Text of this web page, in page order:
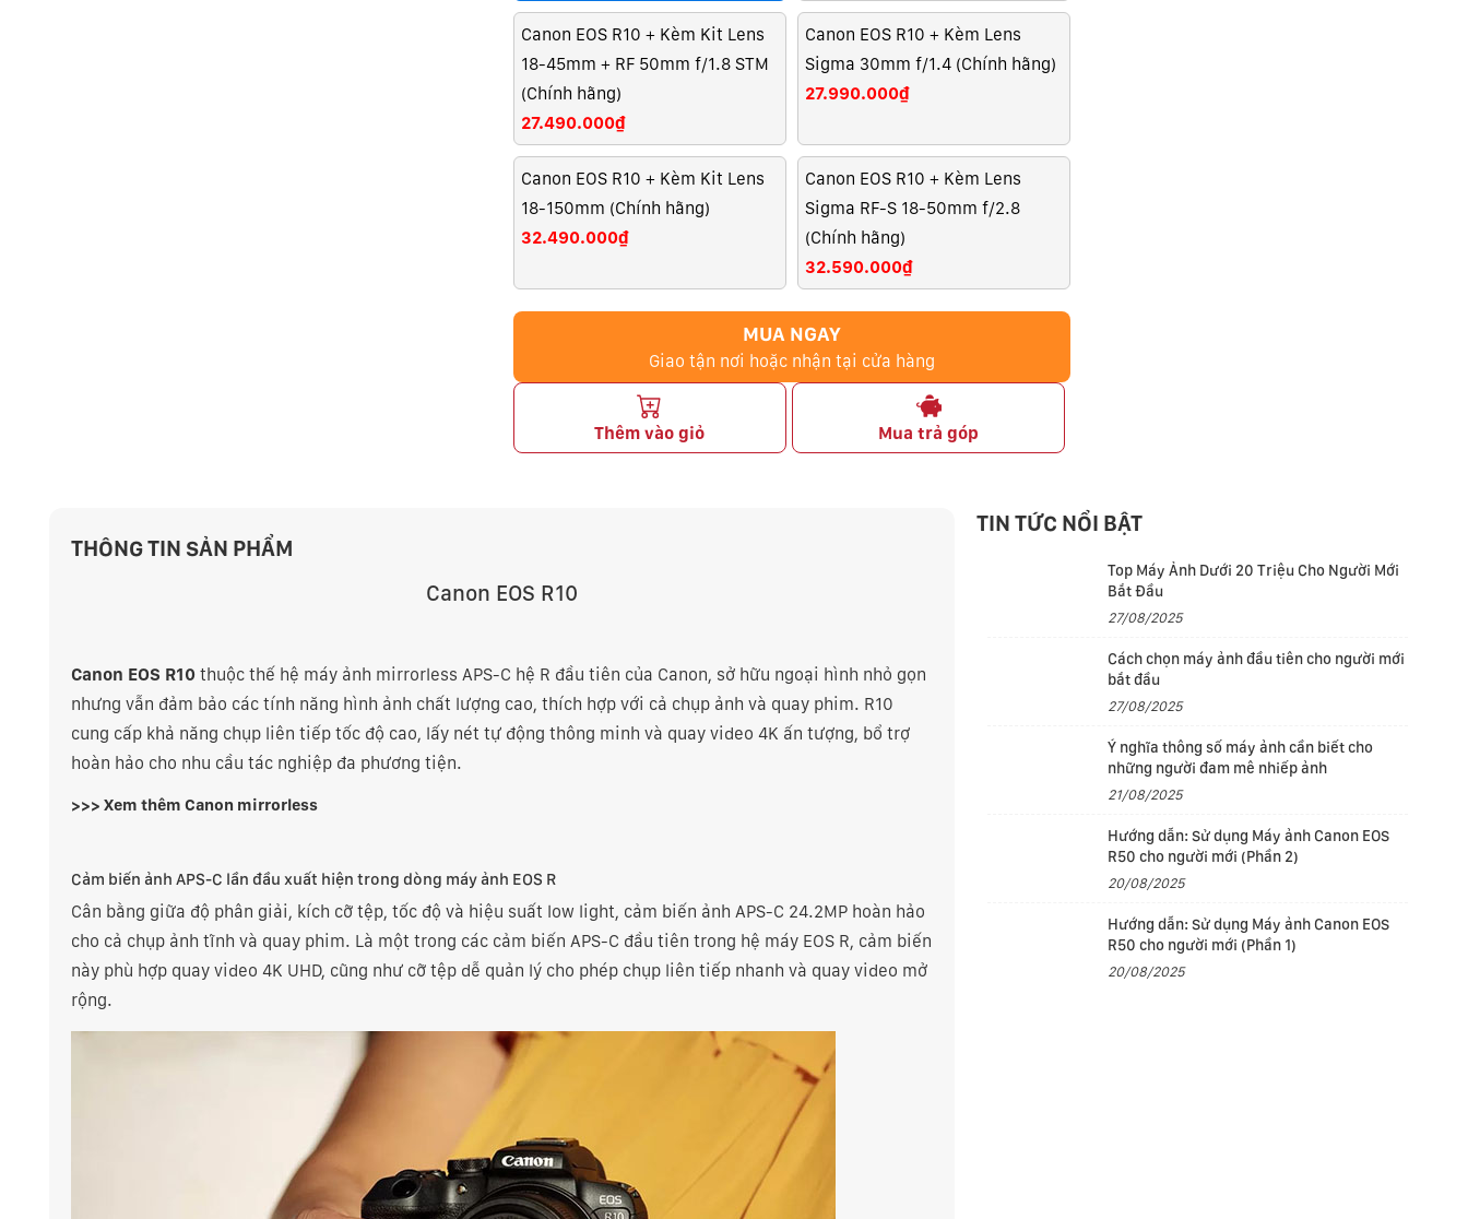
Canon EOS R10 + Kèm Kit Lens
18-45mm + RF 50mm f/1.8 STM
(Chính hãng)
27.490.000₫
Canon EOS R10 + Kèm Lens
Sigma 30mm f/1.4 (Chính hãng)
27.990.000₫
Canon EOS R10 + Kèm Kit Lens
18-150mm (Chính hãng)
32.490.000₫
Canon EOS R10 + Kèm Lens
Sigma RF-S 18-50mm f/2.8
(Chính hãng)
32.590.000₫
MUA NGAY
Giao tận nơi hoặc nhận tại cửa hàng
Thêm vào giỏ Mua trả góp
THÔNG TIN SẢN PHẨM
Canon EOS R10
Canon EOS R10 thuộc thế hệ máy ảnh mirrorless APS-C hệ R đầu tiên của Canon, sở hữu ngoại hình nhỏ gọn
nhưng vẫn đảm bảo các tính năng hình ảnh chất lượng cao, thích hợp với cả chụp ảnh và quay phim. R10
cung cấp khả năng chụp liên tiếp tốc độ cao, lấy nét tự động thông minh và quay video 4K ấn tượng, bổ trợ
hoàn hảo cho nhu cầu tác nghiệp đa phương tiện.
>>> Xem thêm Canon mirrorless
Cảm biến ảnh APS-C lần đầu xuất hiện trong dòng máy ảnh EOS R
Cân bằng giữa độ phân giải, kích cỡ tệp, tốc độ và hiệu suất low light, cảm biến ảnh APS-C 24.2MP hoàn hảo
cho cả chụp ảnh tĩnh và quay phim. Là một trong các cảm biến APS-C đầu tiên trong hệ máy EOS R, cảm biến
này phù hợp quay video 4K UHD, cũng như cỡ tệp dễ quản lý cho phép chụp liên tiếp nhanh và quay video mở
rộng.
TIN TỨC NỔI BẬT
Top Máy Ảnh Dưới 20 Triệu Cho Người Mới
Bắt Đầu
27/08/2025
Cách chọn máy ảnh đầu tiên cho người mới
bắt đầu
27/08/2025
Ý nghĩa thông số máy ảnh cần biết cho
những người đam mê nhiếp ảnh
21/08/2025
Hướng dẫn: Sử dụng Máy ảnh Canon EOS
R50 cho người mới (Phần 2)
20/08/2025
Hướng dẫn: Sử dụng Máy ảnh Canon EOS
R50 cho người mới (Phần 1)
20/08/2025